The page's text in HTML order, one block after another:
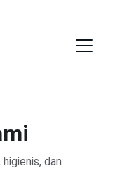
dan